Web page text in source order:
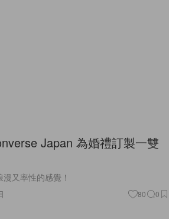
Japan 為婚禮訂製一雙
又率性的感覺！
80 0